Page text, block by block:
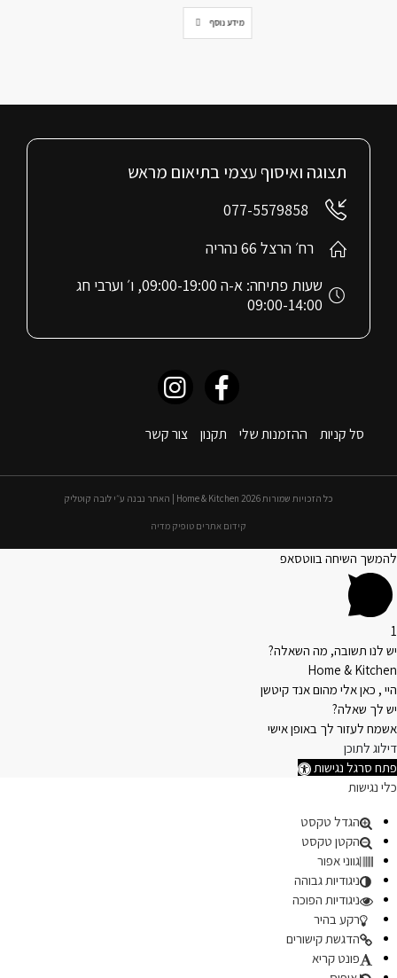
הוספה לסל
סל קניות ההזמנות שלי תקנון צור קשר
תצוגה ואיסוף עצמי בתיאום מראש
077-5579858
רח׳ הרצל 66 נהריה
שעות פתיחה: א-ה 09:00-19:00, ו׳ וערבי חג
09:00-14:00
כל הזכויות שמורות 2026 Home & Kitchen | האתר נבנה ע״י לובה קוטליק
קידום אתרים טופיק מדיה
להמשך השיחה בווטסאפ
1
יש לנו תשובה, מה השאלה?
Home & Kitchen
היי , כאן אלי מהום אנד קיטשן
יש לך שאלה?
אשמח לעזור לך באופן אישי
דילוג לתוכן
פתח סרגל נגישות
כלי נגישות
הגדל טקסט
הקטן טקסט
גווני אפור
ניגודיות גבוהה
ניגודיות הפוכה
רקע בהיר
הדגשת קישורים
פונט קריא